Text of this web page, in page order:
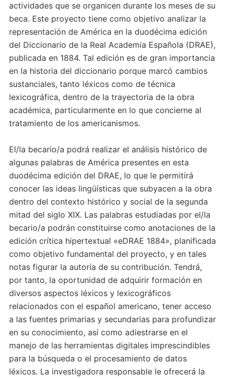
actividades que se organicen durante los meses de su
beca. Este proyecto tiene como objetivo analizar la
representación de América en la duodécima edición
del Diccionario de la Real Academia Española (DRAE),
publicada en 1884. Tal edición es de gran importancia
en la historia del diccionario porque marcó cambios
sustanciales, tanto léxicos como de técnica
lexicográfica, dentro de la trayectoria de la obra
académica, particularmente en lo que concierne al
tratamiento de los americanismos.
El/la becario/a podrá realizar el análisis histórico de
algunas palabras de América presentes en esta
duodécima edición del DRAE, lo que le permitirá
conocer las ideas lingüísticas que subyacen a la obra
dentro del contexto histórico y social de la segunda
mitad del siglo XIX. Las palabras estudiadas por el/la
becario/a podrán constituirse como anotaciones de la
edición crítica hipertextual «eDRAE 1884», planificada
como objetivo fundamental del proyecto, y en tales
notas figurar la autoría de su contribución. Tendrá,
por tanto, la oportunidad de adquirir formación en
diversos aspectos léxicos y lexicográficos
relacionados con el español americano, tener acceso
a las fuentes primarias y secundarias para profundizar
en su conocimiento, así como adiestrarse en el
manejo de las herramientas digitales imprescindibles
para la búsqueda o el procesamiento de datos
léxicos. La investigadora responsable le ofrecerá la